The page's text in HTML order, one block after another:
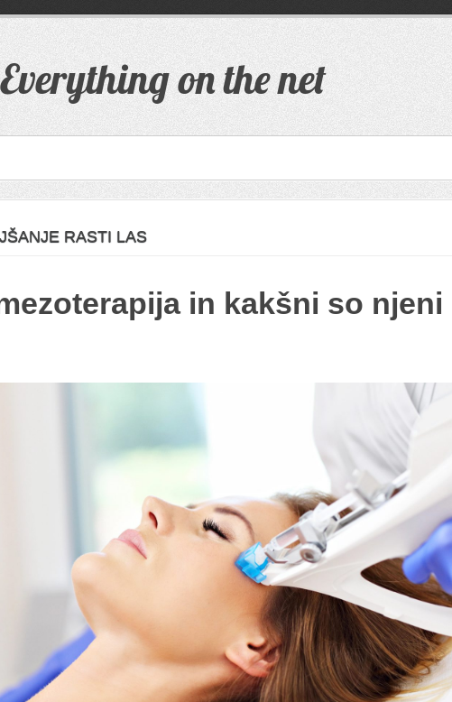
on the net
RASTI LAS
in kakšni so njeni